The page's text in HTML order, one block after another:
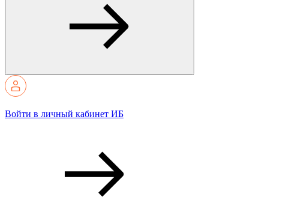
Войти в личный кабинет ИБ